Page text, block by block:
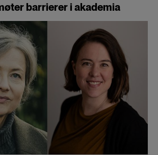
barrierer i akademia